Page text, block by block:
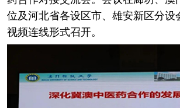
位及河北省各设区市、雄安新区分设
视频连线形式召开。